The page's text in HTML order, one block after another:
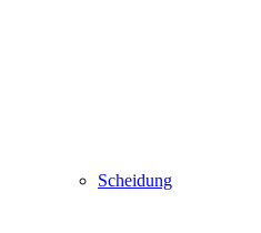
Scheidung